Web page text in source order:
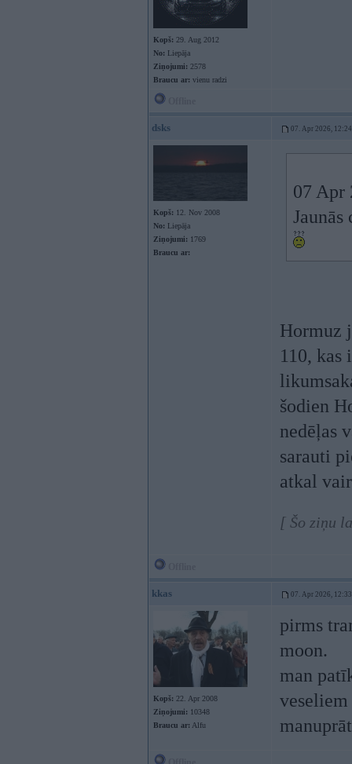
Kopš: 29. Aug 2012
No: Liepāja
Ziņojumi: 2578
Braucu ar: vienu radzi
dsks 07. Apr 2026, 12:24
Kopš: 12. Nov 2008
No: Liepāja
Ziņojumi: 1769
Braucu ar:
07 Apr
Jaunās
Hormuz
110, kas
šodien
nedēļas
sarauti
atkal
[ Šo ziņu
kkas 07. Apr 2026, 12:33
Kopš: 22. Apr 2008
Ziņojumi: 10348
Braucu ar: Alfu
pirms
moon.
man